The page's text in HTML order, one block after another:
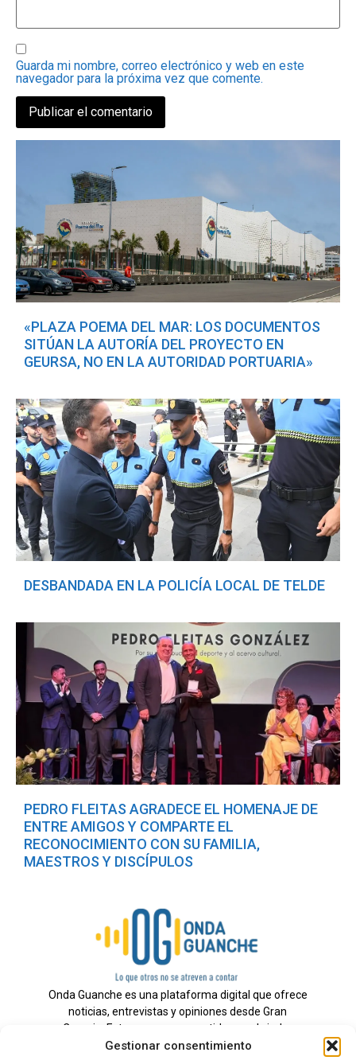
Gestionar consentimiento
Guarda mi nombre, correo electrónico y web en este
navegador para la próxima vez que comente.
«PLAZA POEMA DEL MAR: LOS DOCUMENTOS
SITÚAN LA AUTORÍA DEL PROYECTO EN
GEURSA, NO EN LA AUTORIDAD PORTUARIA»
DESBANDADA EN LA POLICÍA LOCAL DE TELDE
PEDRO FLEITAS AGRADECE EL HOMENAJE DE
ENTRE AMIGOS Y COMPARTE EL
RECONOCIMIENTO CON SU FAMILIA,
MAESTROS Y DISCÍPULOS
Onda Guanche es una plataforma digital que ofrece
noticias, entrevistas y opiniones desde Gran
Canaria. Estamos comprometidos con brindar
información veraz y un periodismo independiente a